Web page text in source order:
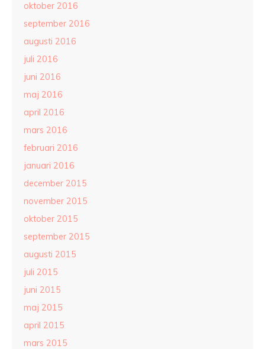
oktober 2016
september 2016
augusti 2016
juli 2016
juni 2016
maj 2016
april 2016
mars 2016
februari 2016
januari 2016
december 2015
november 2015
oktober 2015
september 2015
augusti 2015
juli 2015
juni 2015
maj 2015
april 2015
mars 2015